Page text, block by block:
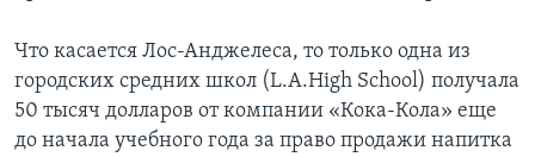
Что касается Лос-Анджелеса, то только одна из
городских средних школ (L.A.High School) получала
50 тысяч долларов от компании «Кока-Кола» еще
до начала учебного года за право продажи напитка